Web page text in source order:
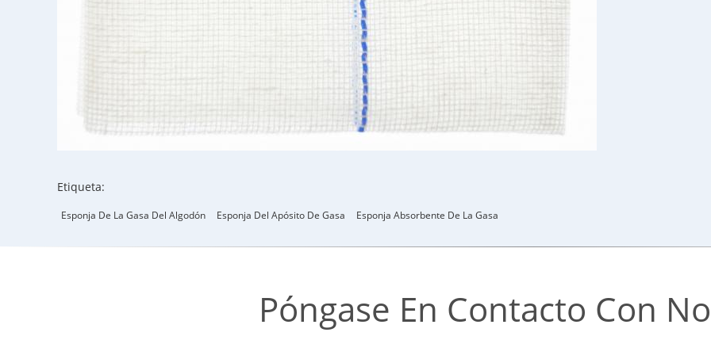
Etiqueta:
Esponja De La Gasa Del Algodón Esponja Del Apósito De Gasa Esponja Absorbente De La Gasa
Póngase En Contacto Con